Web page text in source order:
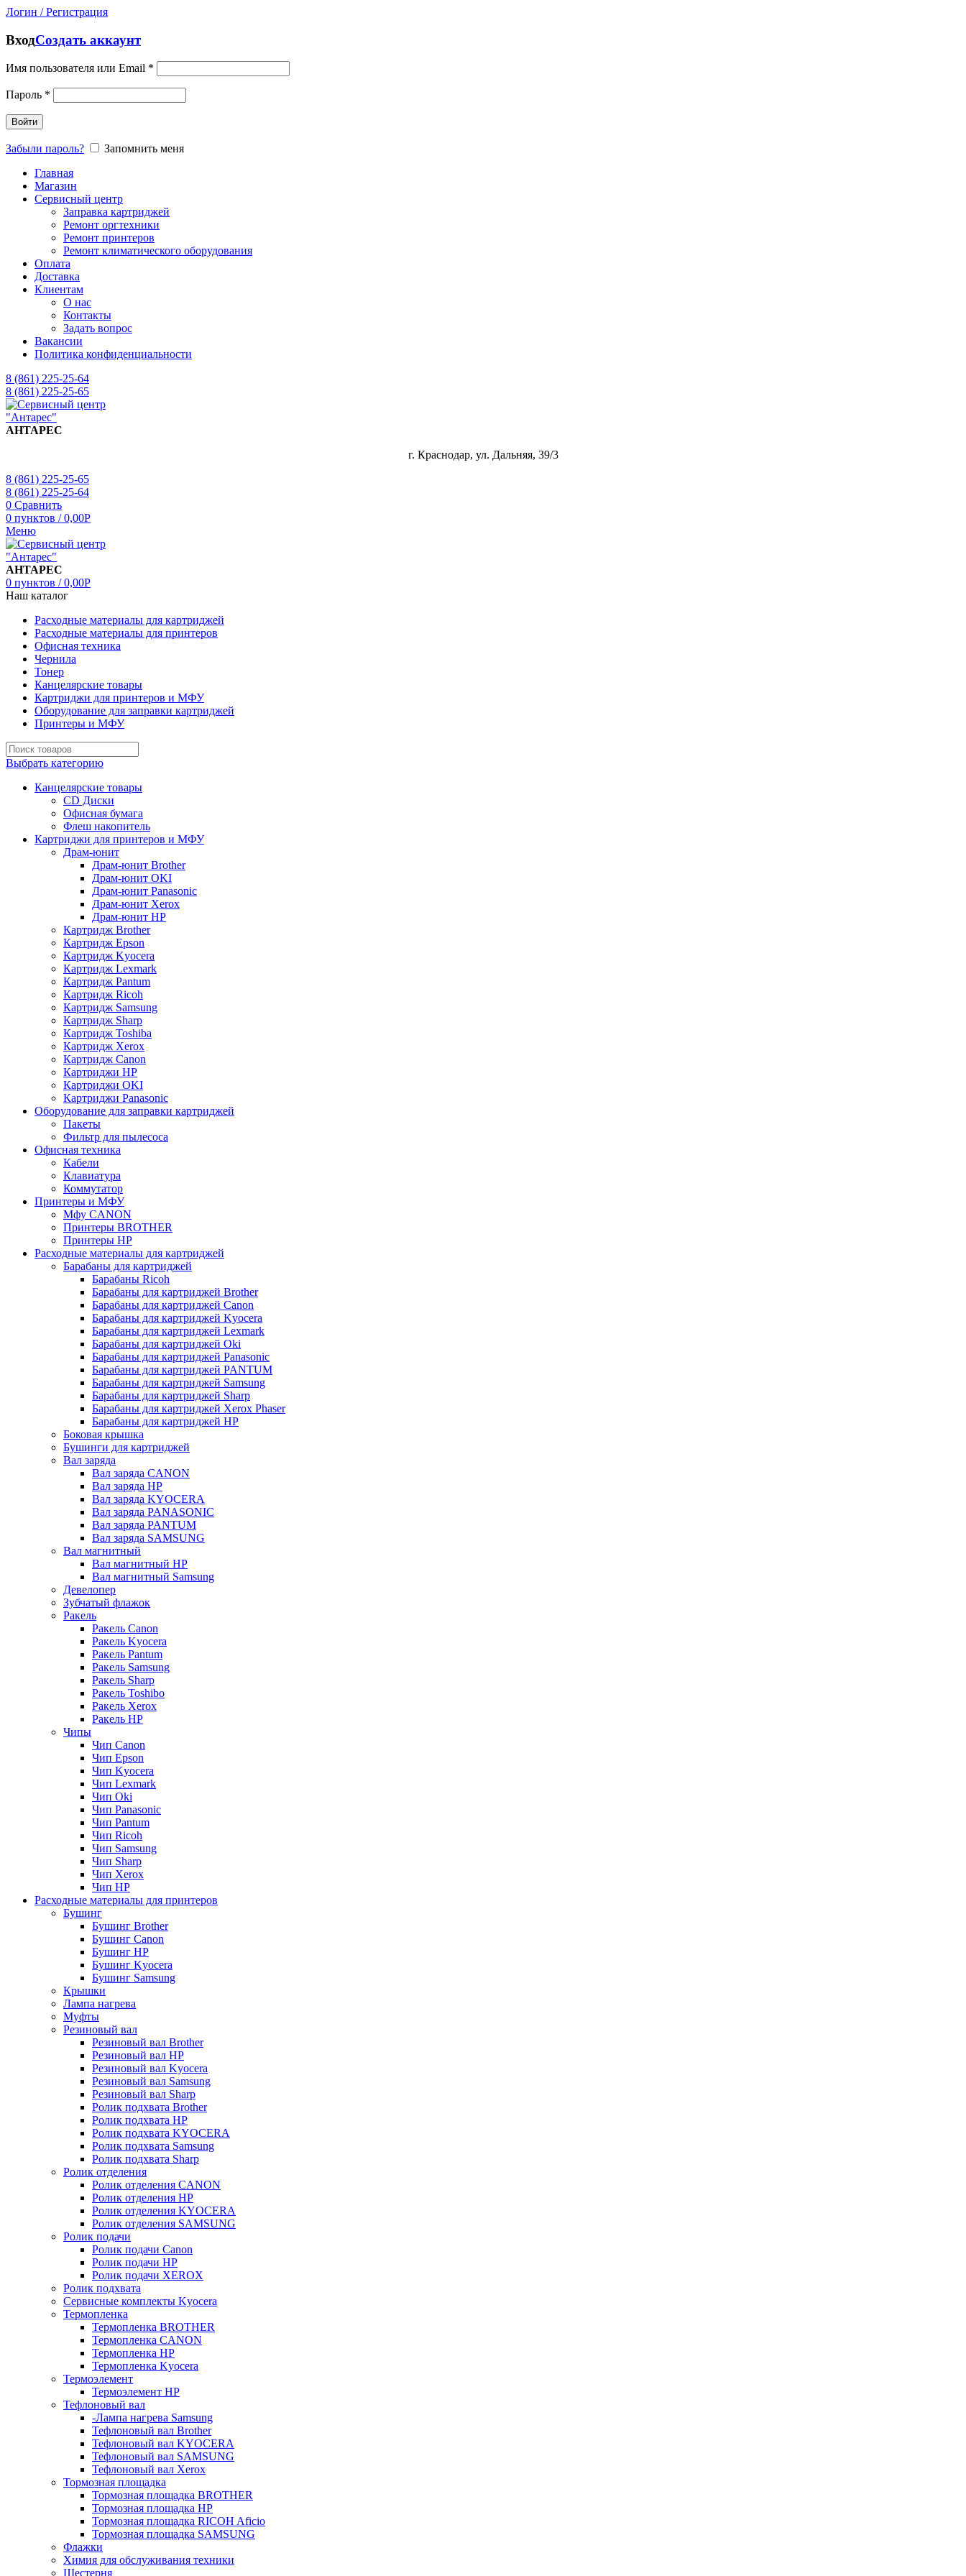
Логин / Регистрация
ВходСоздать аккаунт
Имя пользователя или Email *
Пароль *
Войти
Забыли пароль?
Запомнить меня
Главная
Магазин
Сервисный центр
Заправка картриджей
Ремонт оргтехники
Ремонт принтеров
Ремонт климатического оборудования
Оплата
Доставка
Клиентам
О нас
Контакты
Задать вопрос
Вакансии
Политика конфиденциальности
8 (861) 225-25-64
8 (861) 225-25-65
АНТАРЕС
г. Краснодар, ул. Дальняя, 39/3
8 (861) 225-25-65
8 (861) 225-25-64
0 Сравнить
0 пунктов / 0,00Р
Меню
АНТАРЕС
0 пунктов / 0,00Р
Наш каталог
Расходные материалы для картриджей
Расходные материалы для принтеров
Офисная техника
Чернила
Тонер
Канцелярские товары
Картриджи для принтеров и МФУ
Оборудование для заправки картриджей
Принтеры и МФУ
Выбрать категорию
Канцелярские товары
CD Диски
Офисная бумага
Флеш накопитель
Картриджи для принтеров и МФУ
Драм-юнит
Драм-юнит Brother
Драм-юнит OKI
Драм-юнит Panasonic
Драм-юнит Xerox
Драм-юнит НР
Картридж Brother
Картридж Epson
Картридж Kyocera
Картридж Lexmark
Картридж Pantum
Картридж Ricoh
Картридж Samsung
Картридж Sharp
Картридж Toshiba
Картридж Xerox
Картридж Сanon
Картриджи HP
Картриджи OKI
Картриджи Panasonic
Оборудование для заправки картриджей
Пакеты
Фильтр для пылесоса
Офисная техника
Кабели
Клавиатура
Коммутатор
Принтеры и МФУ
Мфу CANON
Принтеры BROTHER
Принтеры HP
Расходные материалы для картриджей
Барабаны для картриджей
Барабаны Ricoh
Барабаны для картриджей Brother
Барабаны для картриджей Canon
Барабаны для картриджей Kyocera
Барабаны для картриджей Lexmark
Барабаны для картриджей Oki
Барабаны для картриджей Panasonic
Барабаны для картриджей PANTUM
Барабаны для картриджей Samsung
Барабаны для картриджей Sharp
Барабаны для картриджей Xerox Phaser
Барабаны для картриджей НР
Боковая крышка
Бушинги для картриджей
Вал заряда
Вал заряда CANON
Вал заряда HP
Вал заряда KYOCERA
Вал заряда PANASONIC
Вал заряда PANTUM
Вал заряда SAMSUNG
Вал магнитный
Вал магнитный HP
Вал магнитный Samsung
Девелопер
Зубчатый флажок
Ракель
Ракель Canon
Ракель Kyocera
Ракель Pantum
Ракель Samsung
Ракель Sharp
Ракель Toshibo
Ракель Xerox
Ракель НР
Чипы
Чип Canon
Чип Epson
Чип Kyocera
Чип Lexmark
Чип Oki
Чип Panasonic
Чип Pantum
Чип Ricoh
Чип Samsung
Чип Sharp
Чип Xerox
Чип НР
Расходные материалы для принтеров
Бушинг
Бушинг Brother
Бушинг Canon
Бушинг HP
Бушинг Kyocera
Бушинг Samsung
Крышки
Лампа нагрева
Муфты
Резиновый вал
Резиновый вал Brother
Резиновый вал HP
Резиновый вал Kyocera
Резиновый вал Samsung
Резиновый вал Sharp
Ролик подхвата Brother
Ролик подхвата HP
Ролик подхвата KYOCERA
Ролик подхвата Samsung
Ролик подхвата Sharp
Ролик отделения
Ролик отделения CANON
Ролик отделения HP
Ролик отделения KYOCERA
Ролик отделения SAMSUNG
Ролик подачи
Ролик подачи Canon
Ролик подачи HP
Ролик подачи XEROX
Ролик подхвата
Сервисные комплекты Kyocera
Термопленка
Термопленка BROTHER
Термопленка CANON
Термопленка HP
Термопленка Kyocera
Термоэлемент
Термоэлемент НР
Тефлоновый вал
-Лампа нагрева Samsung
Тефлоновый вал Brother
Тефлоновый вал KYOCERA
Тефлоновый вал SAMSUNG
Тефлоновый вал Xerox
Тормозная площадка
Тормозная площадка BROTHER
Тормозная площадка HP
Тормозная площадка RICOH Aficio
Тормозная площадка SAMSUNG
Флажки
Химия для обслуживания техники
Шестерня